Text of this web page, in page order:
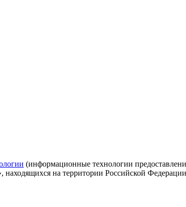
(информационные технологии
находящихся на территории Российской